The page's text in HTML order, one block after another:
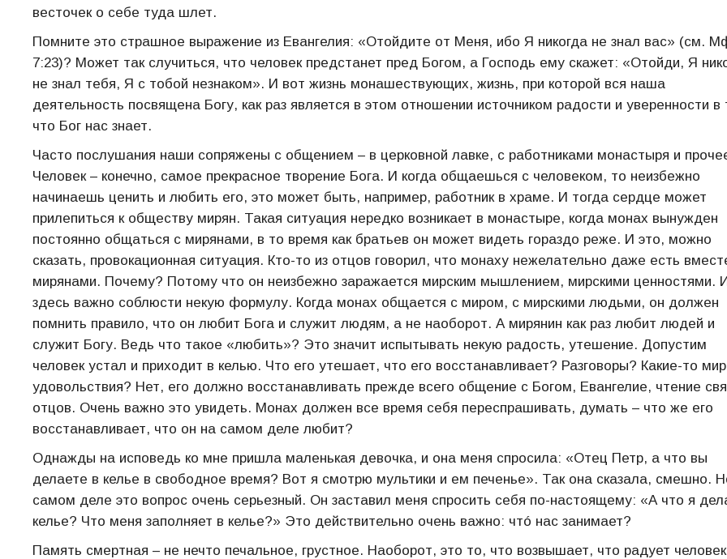
весточек о себе туда шлет.
Помните это страшное выражение из Евангелия: «Отойдите от Меня, ибо Я никогда не знал вас» (см.
7:23)? Может так случиться, что человек предстанет пред Богом, а Господь ему скажет: «Отойди, Я
не знал тебя, Я с тобой незнаком». И вот жизнь монашествующих, жизнь, при которой вся наша
деятельность посвящена Богу, как раз является в этом отношении источником радости и уверенности в
что Бог нас знает.
Часто послушания наши сопряжены с общением – в церковной лавке, с работниками монастыря и
Человек – конечно, самое прекрасное творение Бога. И когда общаешься с человеком, то неизбежно
начинаешь ценить и любить его, это может быть, например, работник в храме. И тогда сердце может
прилепиться к обществу мирян. Такая ситуация нередко возникает в монастыре, когда монах вынужден
постоянно общаться с мирянами, в то время как братьев он может видеть гораздо реже. И это, можно
сказать, провокационная ситуация. Кто-то из отцов говорил, что монаху нежелательно даже есть
мирянами. Почему? Потому что он неизбежно заражается мирским мышлением, мирскими ценностями.
здесь важно соблюсти некую формулу. Когда монах общается с миром, с мирскими людьми, он должен
помнить правило, что он любит Бога и служит людям, а не наоборот. А мирянин как раз любит людей и
служит Богу. Ведь что такое «любить»? Это значит испытывать некую радость, утешение. Допустим
человек устал и приходит в келью. Что его утешает, что его восстанавливает? Разговоры? Какие-то
удовольствия? Нет, его должно восстанавливать прежде всего общение с Богом, Евангелие, чтение
отцов. Очень важно это увидеть. Монах должен все время себя переспрашивать, думать – что же его
восстанавливает, что он на самом деле любит?
Однажды на исповедь ко мне пришла маленькая девочка, и она меня спросила: «Отец Петр, а что вы
делаете в келье в свободное время? Вот я смотрю мультики и ем печенье». Так она сказала, смешно.
самом деле это вопрос очень серьезный. Он заставил меня спросить себя по-настоящему: «А что я
келье? Что меня заполняет в келье?» Это действительно очень важно: чтó нас занимает?
Память смертная – не нечто печальное, грустное. Наоборот, это то, что возвышает, что радует